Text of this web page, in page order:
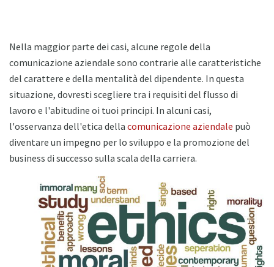
Nella maggior parte dei casi, alcune regole della
comunicazione aziendale sono contrarie alle caratteristiche
del carattere e della mentalità del dipendente. In questa
situazione, dovresti scegliere tra i requisiti del flusso di
lavoro e l'abitudine oi tuoi principi. In alcuni casi,
l'osservanza dell'etica della comunicazione aziendale può
diventare un impegno per lo sviluppo e la promozione del
business di successo sulla scala della carriera.